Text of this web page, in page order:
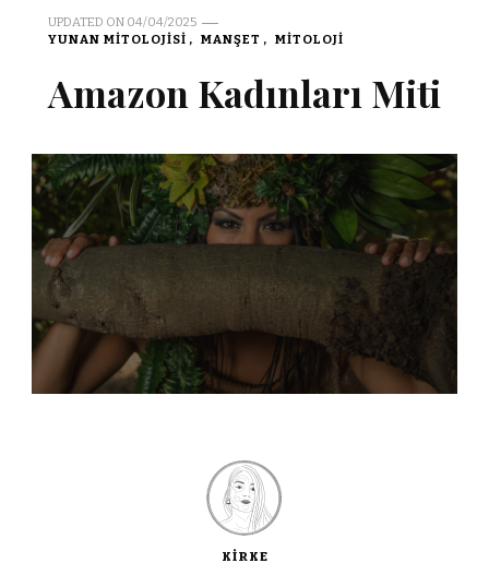
UPDATED ON 04/04/2025
YUNAN MITOLOJISI
MANŞET MITOLOJI
Amazon Kadınları Miti
KIRKE